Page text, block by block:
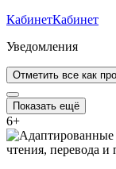
КабинетКабинет
Уведомления
Отметить все как
Показать ещё
6+